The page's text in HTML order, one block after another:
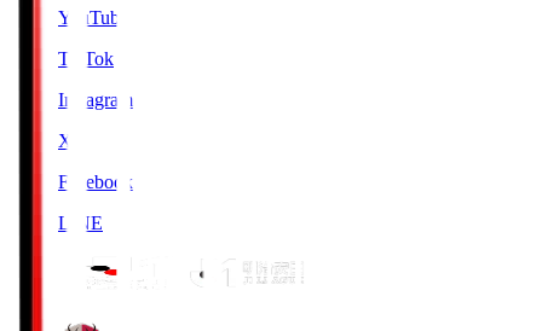
YouTube
TikTok
Instagram
X
Facebook
LINE